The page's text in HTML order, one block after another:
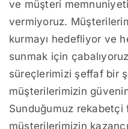
ve müşteri
vermiyoruz.
kurmayı hedefliyor ve
sunmak için
süreçlerimizi şeffaf bir
müşterilerimizin
Sunduğumuz rekabetçi
müşterilerimizin